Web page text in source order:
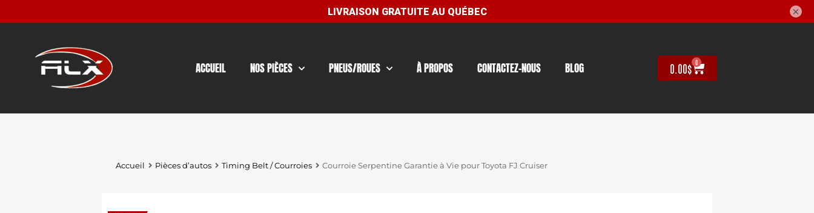
ACCUEIL NOS PIÈCES PNEUS/ROUES À PROPOS CONTACTEZ-NOUS BLOG 0.00$ 0
Accueil Pièces d’autos Timing Belt / Courroies Courroie Serpentine Garantie à Vie pour Toyota FJ Cruiser
×